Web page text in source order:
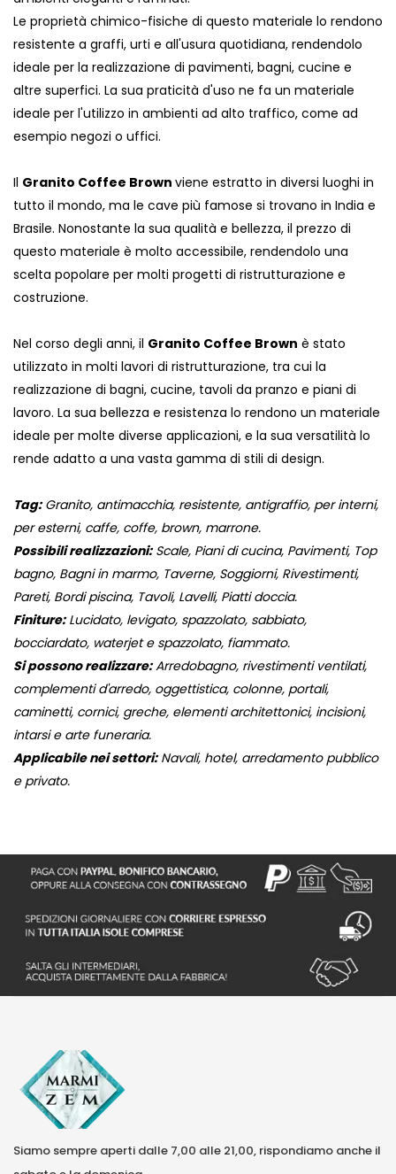
Le proprietà chimico-fisiche di questo materiale lo rendono
resistente a graffi, urti e all'usura quotidiana, rendendolo
ideale per la realizzazione di pavimenti, bagni, cucine e
altre superfici. La sua praticità d'uso ne fa un materiale
ideale per l'utilizzo in ambienti ad alto traffico, come ad
esempio negozi o uffici.
Il Granito Coffee Brown viene estratto in diversi luoghi in
tutto il mondo, ma le cave più famose si trovano in India e
Brasile. Nonostante la sua qualità e bellezza, il prezzo di
questo materiale è molto accessibile, rendendolo una
scelta popolare per molti progetti di ristrutturazione e
costruzione.
Nel corso degli anni, il Granito Coffee Brown è stato
utilizzato in molti lavori di ristrutturazione, tra cui la
realizzazione di bagni, cucine, tavoli da pranzo e piani di
lavoro. La sua bellezza e resistenza lo rendono un materiale
ideale per molte diverse applicazioni, e la sua versatilità lo
rende adatto a una vasta gamma di stili di design.
Tag:Granito, antimacchia, resistente, antigraffio, per interni,
per esterni, caffe, coffe, brown, marrone.
Possibili realizzazioni:Scale, Piani di cucina, Pavimenti, Top
bagno, Bagni in marmo, Taverne, Soggiorni, Rivestimenti,
Pareti, Bordi piscina, Tavoli, Lavelli, Piatti doccia.
Finiture:Lucidato, levigato, spazzolato, sabbiato,
bocciardato, waterjet e spazzolato, fiammato.
Si possono realizzare:Arredobagno, rivestimenti ventilati,
complementi d'arredo, oggettistica, colonne, portali,
caminetti, cornici, greche, elementi architettonici, incisioni,
intarsi e arte funeraria.
Applicabile nei settori:Navali, hotel, arredamento pubblico
e privato.
Siamo sempre aperti dalle 7,00 alle 21,00, rispondiamo anche il